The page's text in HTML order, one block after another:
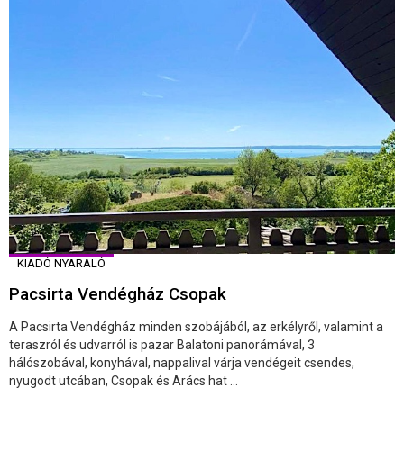
KIADÓ NYARALÓ
Pacsirta Vendégház Csopak
A Pacsirta Vendégház minden szobájából, az erkélyről, valamint a
teraszról és udvarról is pazar Balatoni panorámával, 3
hálószobával, konyhával, nappalival várja vendégeit csendes,
nyugodt utcában, Csopak és Arács hat ...